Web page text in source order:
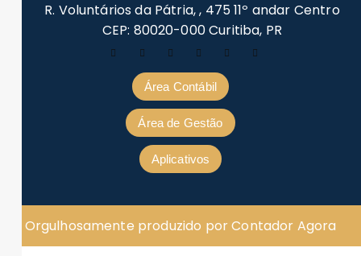
R. Voluntários da Pátria, , 475 11º andar Centro
CEP: 80020-000 Curitiba, PR
Área Contábil
Área de Gestão
Aplicativos
Orgulhosamente produzido por Contador Agora